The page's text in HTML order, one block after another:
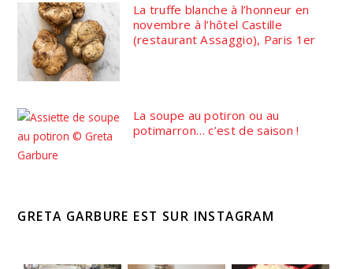
La truffe blanche à l’honneur en
novembre à l’hôtel Castille
(restaurant Assaggio), Paris 1er
La soupe au potiron ou au
potimarron… c’est de saison !
GRETA GARBURE EST SUR INSTAGRAM